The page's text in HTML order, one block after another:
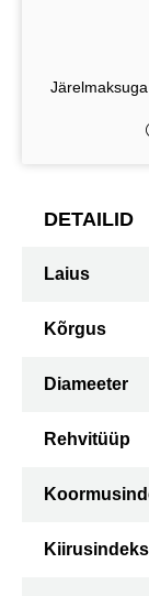
DETAILID
Laius
Kõrgus
Diameeter
Rehvitüüp
Kiirusindeks